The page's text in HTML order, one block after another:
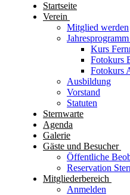
Startseite
Verein
Mitglied werden
Jahresprogramm
Kurs
Fotokurs
Fotokurs
Ausbildung
Vorstand
Statuten
Sternwarte
Agenda
Galerie
Gäste und Besucher
Öffentliche
Reservation
Mitgliederbereich
Anmelden